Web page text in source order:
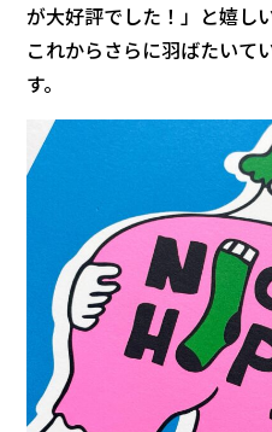
が大好評でした！」と嬉し
これからさらに羽ばたいて
す。